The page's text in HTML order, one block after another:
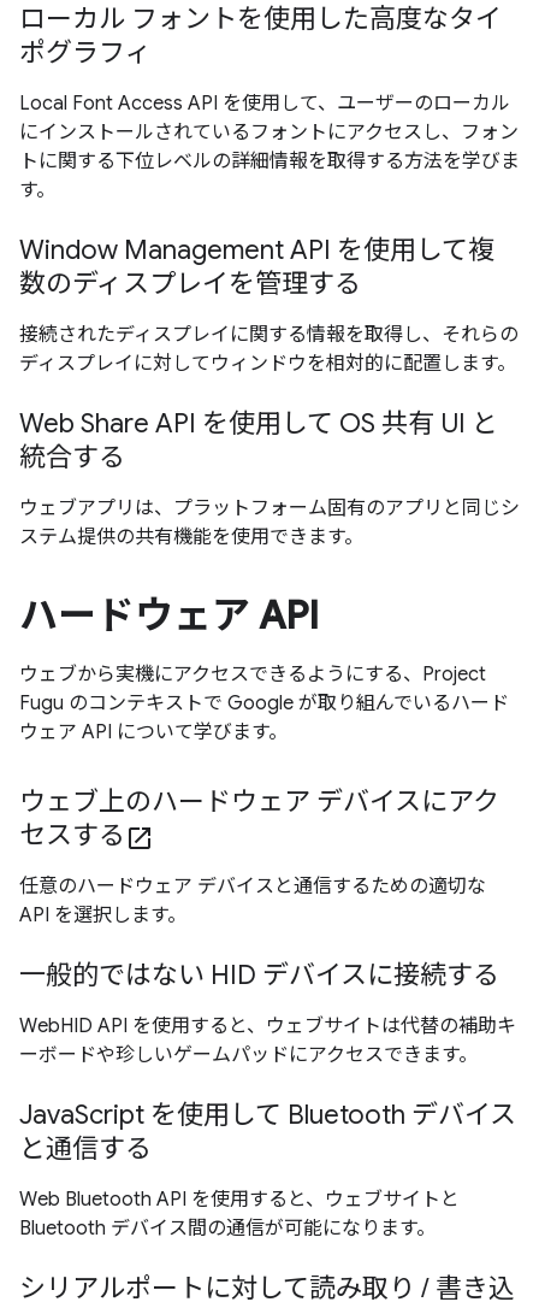
ローカル フォントを使用した高度なタイ
ポグラフィ
Local Font Access API を使用して、ユーザーのローカル
にインストールされているフォントにアクセスし、フォン
トに関する下位レベルの詳細情報を取得する方法を学びま
す。
Window Management API を使用して複
数のディスプレイを管理する
接続されたディスプレイに関する情報を取得し、それらの
ディスプレイに対してウィンドウを相対的に配置します。
Web Share API を使用して OS 共有 UI と
統合する
ウェブアプリは、プラットフォーム固有のアプリと同じシ
ステム提供の共有機能を使用できます。
ハードウェア API
ウェブから実機にアクセスできるようにする、Project
Fugu のコンテキストで Google が取り組んでいるハード
ウェア API について学びます。
ウェブ上のハードウェア デバイスにアク
セスする open_in_new
任意のハードウェア デバイスと通信するための適切な
API を選択します。
一般的ではない HID デバイスに接続する
WebHID API を使用すると、ウェブサイトは代替の補助キ
ーボードや珍しいゲームパッドにアクセスできます。
JavaScript を使用して Bluetooth デバイス
と通信する
Web Bluetooth API を使用すると、ウェブサイトと
Bluetooth デバイス間の通信が可能になります。
シリアルポートに対して読み取り / 書き込